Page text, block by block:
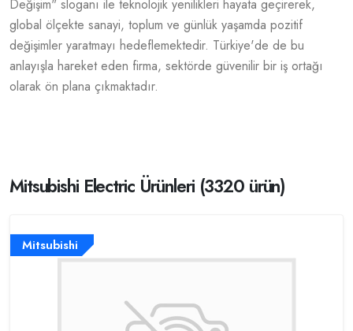
Değişim" sloganı ile teknolojik yenilikleri hayata geçirerek,
global ölçekte sanayi, toplum ve günlük yaşamda pozitif
değişimler yaratmayı hedeflemektedir. Türkiye'de de bu
anlayışla hareket eden firma, sektörde güvenilir bir iş ortağı
olarak ön plana çıkmaktadır.
Mitsubishi Electric Ürünleri (3320 ürün)
Mitsubishi